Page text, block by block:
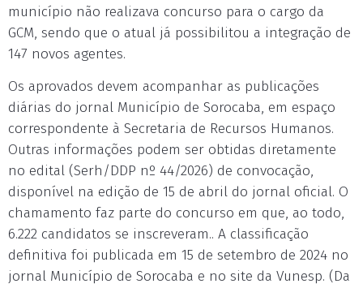
município não realizava concurso para o cargo da
GCM, sendo que o atual já possibilitou a integração de
147 novos agentes.
Os aprovados devem acompanhar as publicações
diárias do jornal Município de Sorocaba, em espaço
correspondente à Secretaria de Recursos Humanos.
Outras informações podem ser obtidas diretamente
no edital (Serh/DDP nº 44/2026) de convocação,
disponível na edição de 15 de abril do jornal oficial. O
chamamento faz parte do concurso em que, ao todo,
6.222 candidatos se inscreveram.. A classificação
definitiva foi publicada em 15 de setembro de 2024 no
jornal Município de Sorocaba e no site da Vunesp. (Da